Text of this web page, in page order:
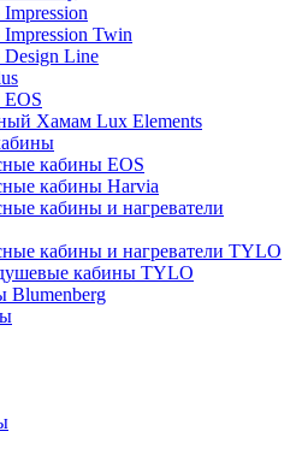
Twin
Line
Хамам Lux Elements
кабины EOS
кабины Harvia
кабины и нагреватели
кабины и нагреватели TYLO
кабины TYLO
Blumenberg